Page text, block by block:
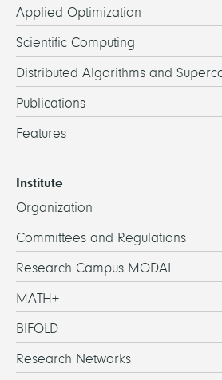
Applied Optimization
Scientific Computing
Distributed Algorithms and
Publications
Features
Institute
Organization
Committees and Regulations
Research Campus MODAL
MATH+
BIFOLD
Research Networks